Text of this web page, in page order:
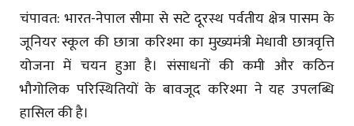
चंपावत: भारत-नेपाल सीमा से सटे दूरस्थ पर्वतीय क्षेत्र पासम के
जूनियर स्कूल की छात्रा करिश्मा का मुख्यमंत्री मेधावी छात्रवृत्ति
योजना में चयन हुआ है। संसाधनों की कमी और कठिन
भौगोलिक परिस्थितियों के बावजूद करिश्मा ने यह उपलब्धि
हासिल की है।